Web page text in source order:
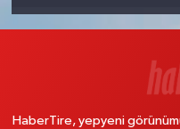
HaberTire, yepyeni